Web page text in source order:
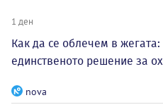
1 ден
Как да се облечем в
единственото решение за
nova